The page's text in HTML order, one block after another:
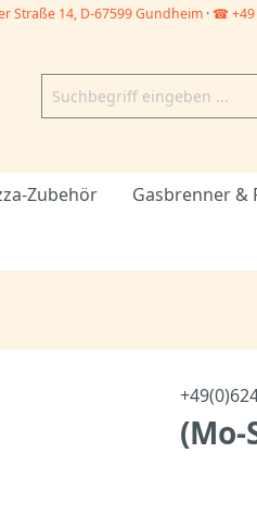
Straße 14, D-67599 Gundheim · ☎ +49
Zubehör Gasbrenner &
(Mo-